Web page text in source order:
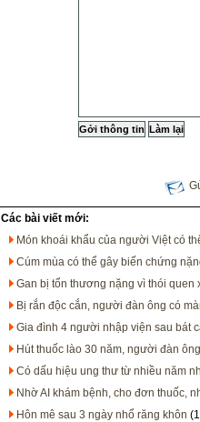
Các bài viết mới:
Món khoái khẩu của người Việt có
Cúm mùa có thể gây biến chứng
Gan bị tổn thương nặng vì thói quen
Bị rắn độc cắn, người đàn ông có
Gia đình 4 người nhập viện sau bát
Hút thuốc lào 30 năm, người đàn
Có dấu hiệu ung thư từ nhiều năm
Nhờ AI khám bệnh, cho đơn thuốc,
Hôn mê sau 3 ngày nhổ răng khôn